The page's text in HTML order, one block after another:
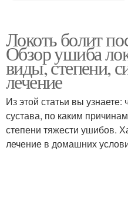
Боли в локте
Мазь от боли
Локоть болит
Обзор ушиба
виды, степени,
лечение
Из этой статьи вы узнаете:
сустава, по каким
степени тяжести ушибов.
лечение в домашних